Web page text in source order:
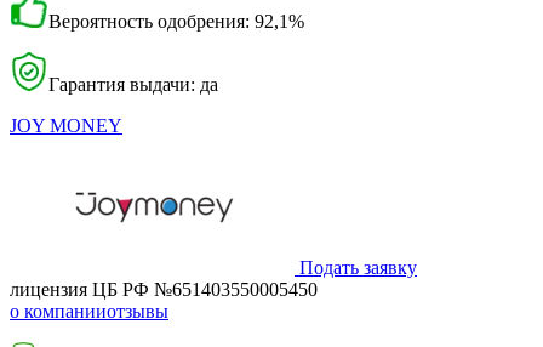
Вероятность одобрения: 92,1%
Гарантия выдачи: да
JOY MONEY
Подать заявку
лицензия ЦБ РФ №651403550005450
о компанииотзывы